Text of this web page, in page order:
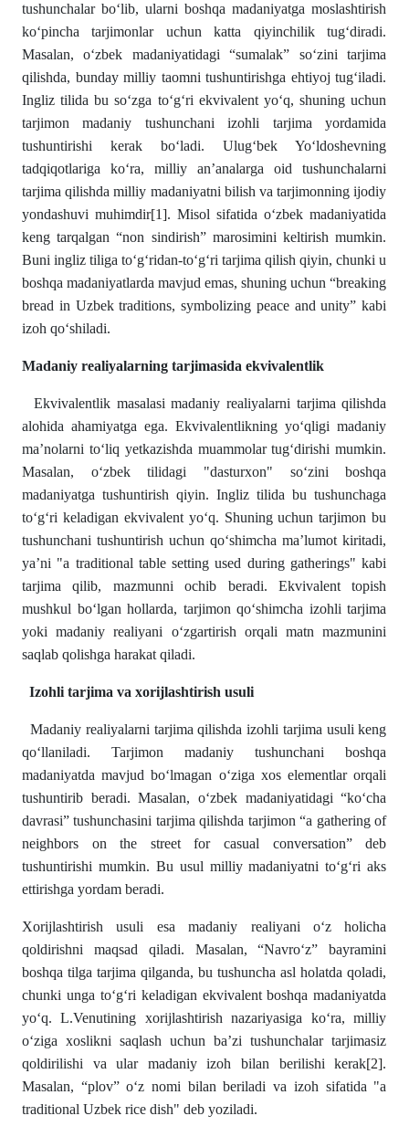
tushunchalar bo‘lib, ularni boshqa madaniyatga moslashtirish
ko‘pincha tarjimonlar uchun katta qiyinchilik tug‘diradi.
Masalan, o‘zbek madaniyatidagi “sumalak” so‘zini tarjima
qilishda, bunday milliy taomni tushuntirishga ehtiyoj tug‘iladi.
Ingliz tilida bu so‘zga to‘g‘ri ekvivalent yo‘q, shuning uchun
tarjimon madaniy tushunchani izohli tarjima yordamida
tushuntirishi kerak bo‘ladi. Ulug‘bek Yo‘ldoshevning
tadqiqotlariga ko‘ra, milliy an’analarga oid tushunchalarni
tarjima qilishda milliy madaniyatni bilish va tarjimonning ijodiy
yondashuvi muhimdir[1]. Misol sifatida o‘zbek madaniyatida
keng tarqalgan “non sindirish” marosimini keltirish mumkin.
Buni ingliz tiliga to‘g‘ridan-to‘g‘ri tarjima qilish qiyin, chunki u
boshqa madaniyatlarda mavjud emas, shuning uchun “breaking
bread in Uzbek traditions, symbolizing peace and unity” kabi
izoh qo‘shiladi.
Madaniy realiyalarning tarjimasida ekvivalentlik
Ekvivalentlik masalasi madaniy realiyalarni tarjima qilishda
alohida ahamiyatga ega. Ekvivalentlikning yo‘qligi madaniy
ma’nolarni to‘liq yetkazishda muammolar tug‘dirishi mumkin.
Masalan, o‘zbek tilidagi "dasturxon" so‘zini boshqa
madaniyatga tushuntirish qiyin. Ingliz tilida bu tushunchaga
to‘g‘ri keladigan ekvivalent yo‘q. Shuning uchun tarjimon bu
tushunchani tushuntirish uchun qo‘shimcha ma’lumot kiritadi,
ya’ni "a traditional table setting used during gatherings" kabi
tarjima qilib, mazmunni ochib beradi. Ekvivalent topish
mushkul bo‘lgan hollarda, tarjimon qo‘shimcha izohli tarjima
yoki madaniy realiyani o‘zgartirish orqali matn mazmunini
saqlab qolishga harakat qiladi.
Izohli tarjima va xorijlashtirish usuli
Madaniy realiyalarni tarjima qilishda izohli tarjima usuli keng
qo‘llaniladi. Tarjimon madaniy tushunchani boshqa
madaniyatda mavjud bo‘lmagan o‘ziga xos elementlar orqali
tushuntirib beradi. Masalan, o‘zbek madaniyatidagi “ko‘cha
davrasi” tushunchasini tarjima qilishda tarjimon “a gathering of
neighbors on the street for casual conversation” deb
tushuntirishi mumkin. Bu usul milliy madaniyatni to‘g‘ri aks
ettirishga yordam beradi.
Xorijlashtirish usuli esa madaniy realiyani o‘z holicha
qoldirishni maqsad qiladi. Masalan, “Navro‘z” bayramini
boshqa tilga tarjima qilganda, bu tushuncha asl holatda qoladi,
chunki unga to‘g‘ri keladigan ekvivalent boshqa madaniyatda
yo‘q. L.Venutining xorijlashtirish nazariyasiga ko‘ra, milliy
o‘ziga xoslikni saqlash uchun ba’zi tushunchalar tarjimasiz
qoldirilishi va ular madaniy izoh bilan berilishi kerak[2].
Masalan, “plov” o‘z nomi bilan beriladi va izoh sifatida "a
traditional Uzbek rice dish" deb yoziladi.